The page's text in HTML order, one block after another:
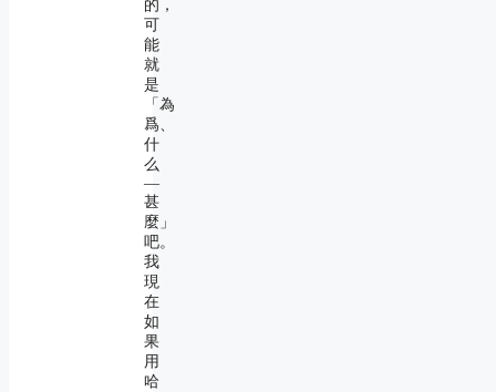
的，
可
能
就
是
「為
爲、
什
么
―
甚
麼」
吧。
我
現
在
如
果
用
哈